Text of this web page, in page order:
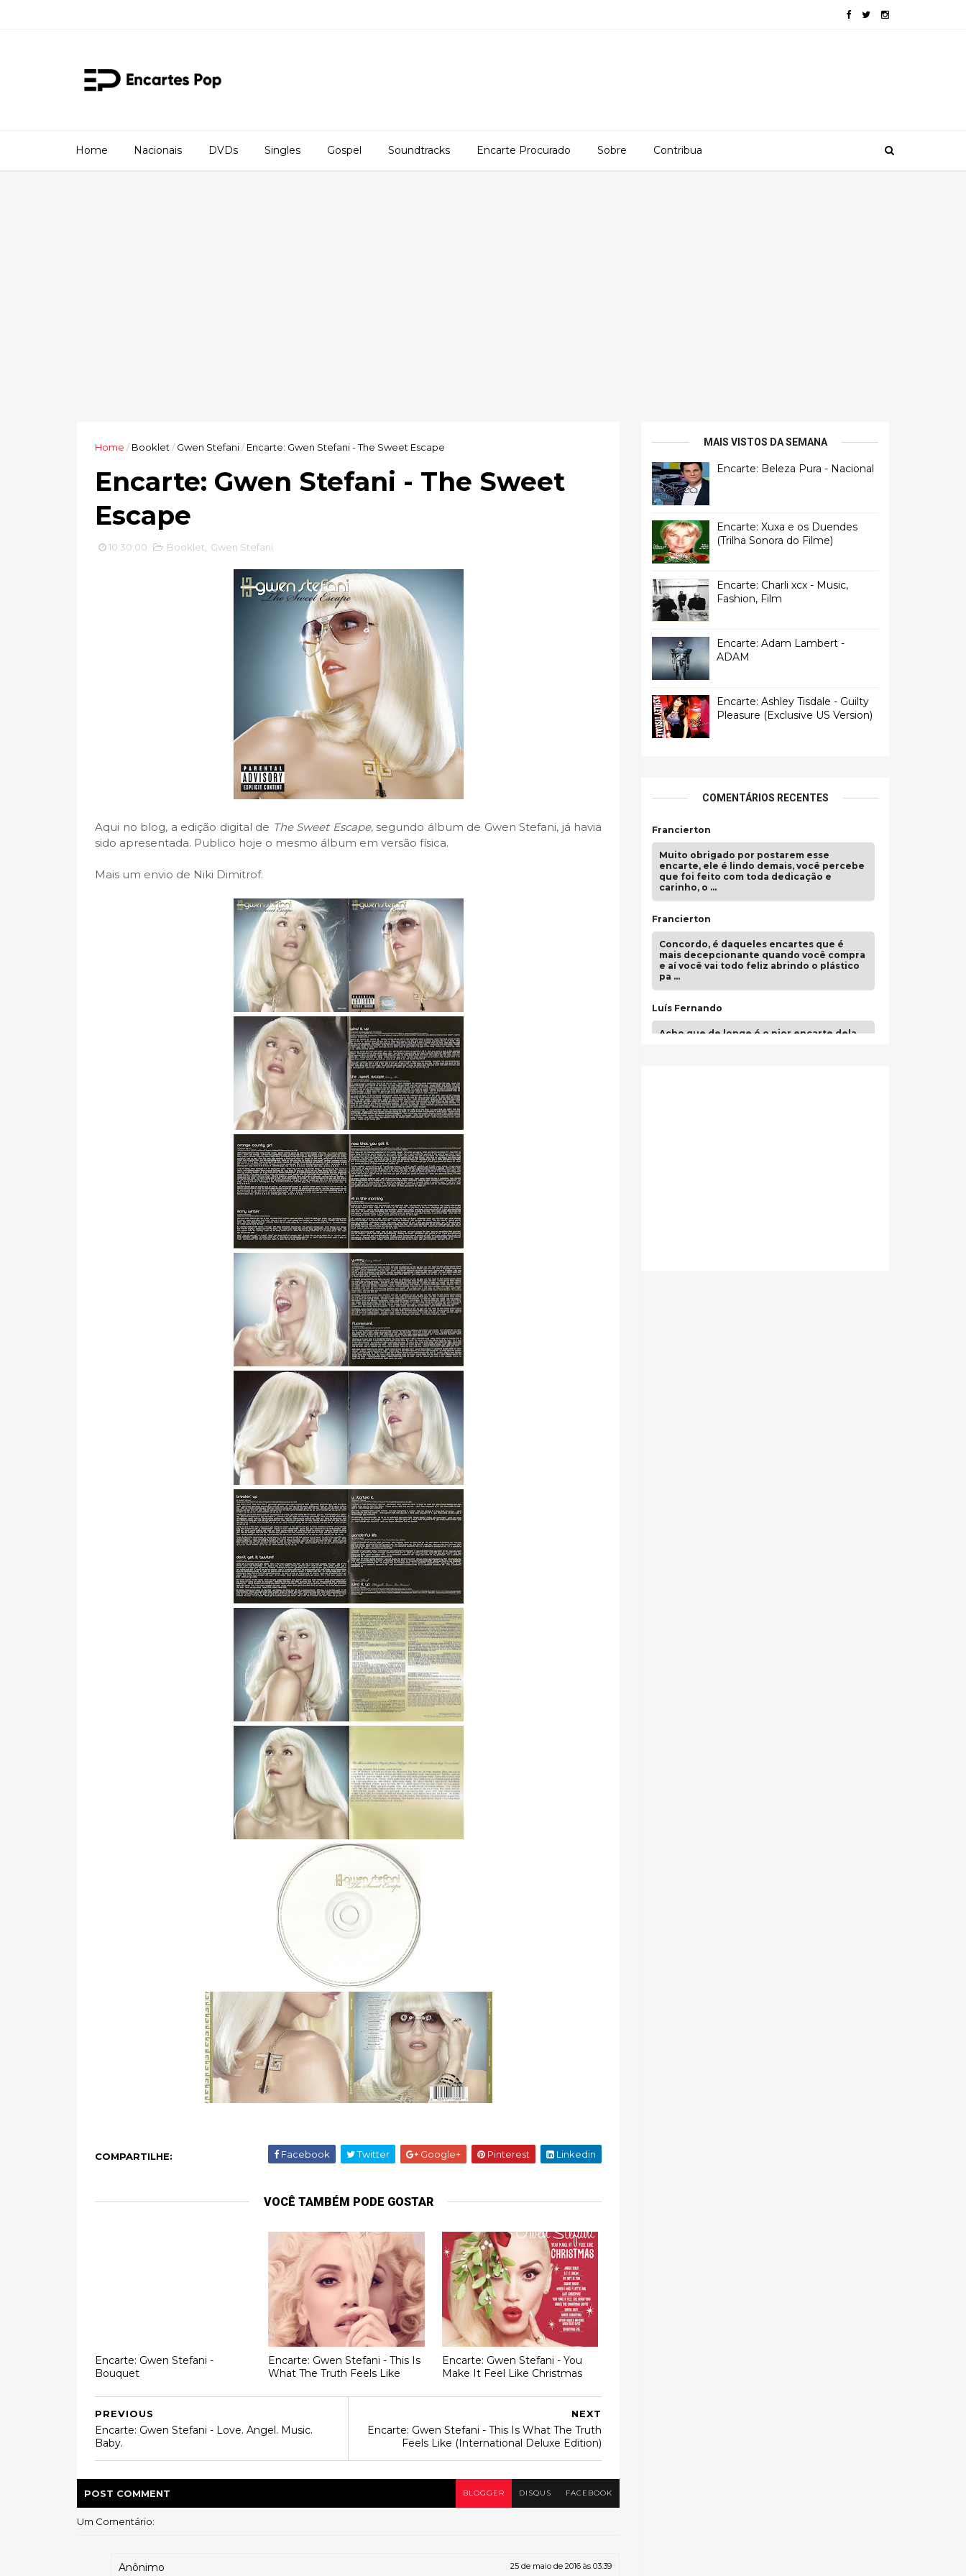
Home Nacionais DVDs Singles Gospel Soundtracks Encarte Procurado Sobre Contribua
Home / Booklet / Gwen Stefani/ Encarte: Gwen Stefani - The Sweet Escape
Encarte: Gwen Stefani - The Sweet
Escape
10:30:00 Booklet Gwen Stefani
Aqui no blog, a edição digital de The Sweet Escape, segundo álbum de Gwen Stefani, já havia
sido apresentada. Publico hoje o mesmo álbum em versão física.
Mais um envio de Niki Dimitrof.
COMPARTILHE: Facebook Twitter Google+ Pinterest Linkedin
VOCÊ TAMBÉM PODE GOSTAR
Encarte: Gwen Stefani -
Bouquet
Encarte: Gwen Stefani - This Is
What The Truth Feels Like
Encarte: Gwen Stefani - You
Make It Feel Like Christmas
NEXT
Encarte: Gwen Stefani - This Is What The Truth
Feels Like (International Deluxe Edition)
PREVIOUS
Encarte: Gwen Stefani - Love. Angel. Music.
Baby.
POST COMMENT BLOGGER DISQUS FACEBOOK
Um Comentário:
Anônimo 25 de maio de 2016 às 03:39
MAIS VISTOS DA SEMANA
Encarte: Beleza Pura - Nacional
Encarte: Xuxa e os Duendes
(Trilha Sonora do Filme)
Encarte: Charli xcx - Music,
Fashion, Film
Encarte: Adam Lambert -
ADAM
Encarte: Ashley Tisdale - Guilty
Pleasure (Exclusive US Version)
COMENTÁRIOS RECENTES
Francierton
Muito obrigado por postarem esse
encarte, ele é lindo demais, você percebe
que foi feito com toda dedicação e
carinho, o …
Francierton
Concordo, é daqueles encartes que é
mais decepcionante quando você compra
e aí você vai todo feliz abrindo o plástico
pa …
Luís Fernando
Acho que de longe é o pior encarte dela.